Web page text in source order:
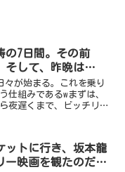
の7日間。その前
そして、昨晩は…
々が始まる。これを乗り
仕組みであるwまずは、
夜遅くまで、ビッチリと
ットに行き、坂本龍
ー映画を観たのだ…